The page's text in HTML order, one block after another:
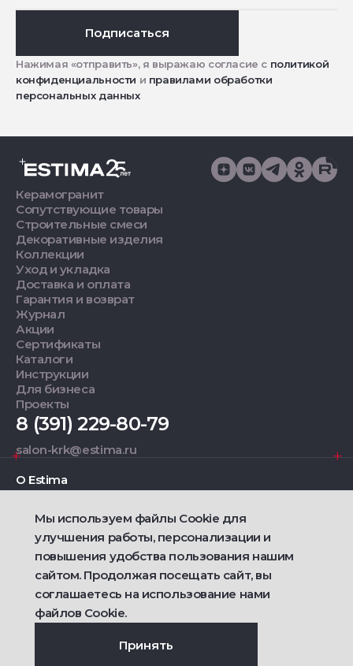
Подписаться
Нажимая «отправить», я выражаю согласие с политикой
конфиденциальности и правилами обработки
персональных данных
Керамогранит
Сопутствующие товары
Строительные смеси
Декоративные изделия
Коллекции
Уход и укладка
Доставка и оплата
Гарантия и возврат
Журнал
Акции
Сертификаты
Каталоги
Инструкции
Для бизнеса
Проекты
8 (391) 229-80-79
salon-krk@estima.ru
О Estima
Дизайнерам
Фирменные салоны
2021 — 2026 © Estima
Политика конфиденциальности
Договор публичной оферты о продаже товаров
Ametist IT
Мы используем файлы Cookie для
улучшения работы, персонализации и
повышения удобства пользования нашим
сайтом. Продолжая посещать сайт, вы
соглашаетесь на использование нами
файлов Cookie.
Принять